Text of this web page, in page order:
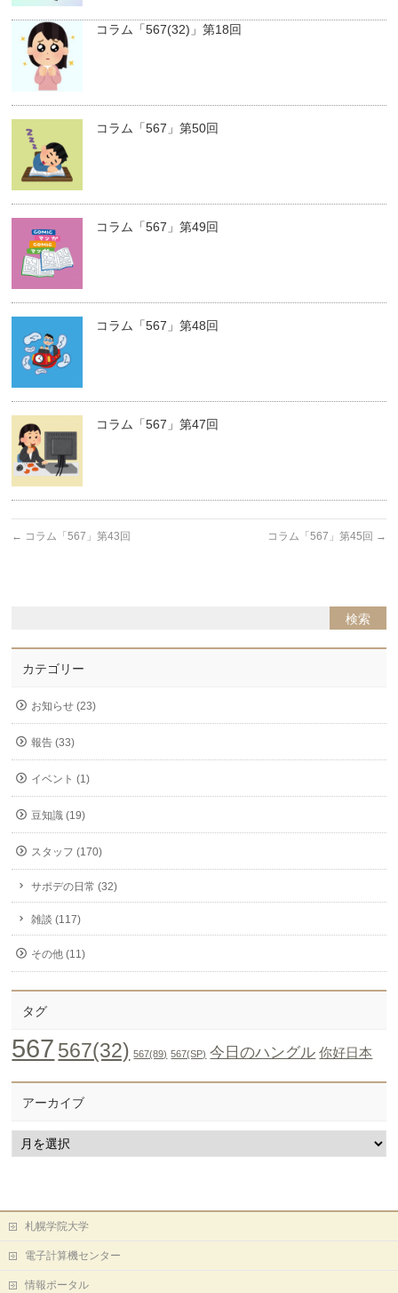
コラム「567(32)」第18回
コラム「567」第50回
コラム「567」第49回
コラム「567」第48回
コラム「567」第47回
← コラム「567」第43回 コラム「567」第45回 →
カテゴリー
お知らせ (23)
報告 (33)
イベント (1)
豆知識 (19)
スタッフ (170)
サポデの日常 (32)
雑談 (117)
その他 (11)
タグ
567 567(32) 567(89) 567(SP) 今日のハングル 你好日本
アーカイブ
ア
ー
札幌学院大学
電子計算機センター
情報ポータル